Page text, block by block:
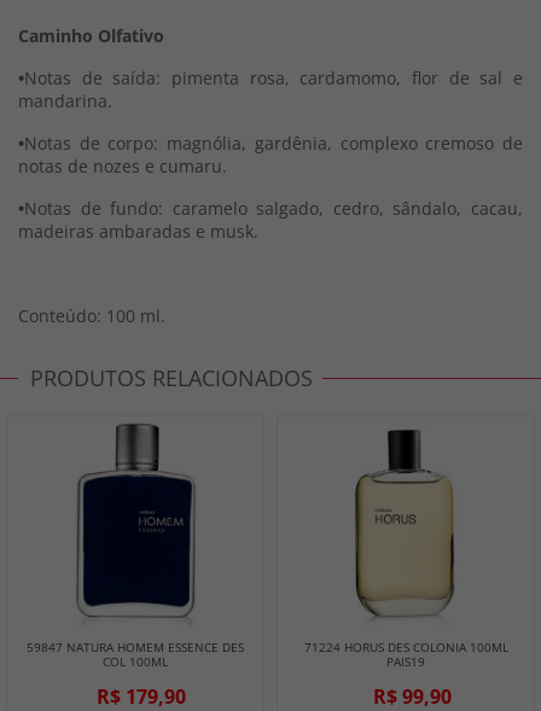
Caminho Olfativo
•Notas de saída: pimenta rosa, cardamomo, flor de sal e
mandarina.
•Notas de corpo: magnólia, gardênia, complexo cremoso de
notas de nozes e cumaru.
•Notas de fundo: caramelo salgado, cedro, sândalo, cacau,
madeiras ambaradas e musk.
Conteúdo: 100 ml.
PRODUTOS RELACIONADOS
59847 NATURA HOMEM ESSENCE DES
COL 100ML
R$ 179,90
71224 HORUS DES COLONIA 100ML
PAIS19
R$ 99,90